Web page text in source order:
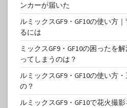
ンカーが届いた
ルミックスGF9・GF10の使い方
るには
ミックスGF9・GF10の困ったを
ってしまうのは？
ルミックスGF9・GF10の使い方
の？
ルミックスGF9・GF10で花火撮